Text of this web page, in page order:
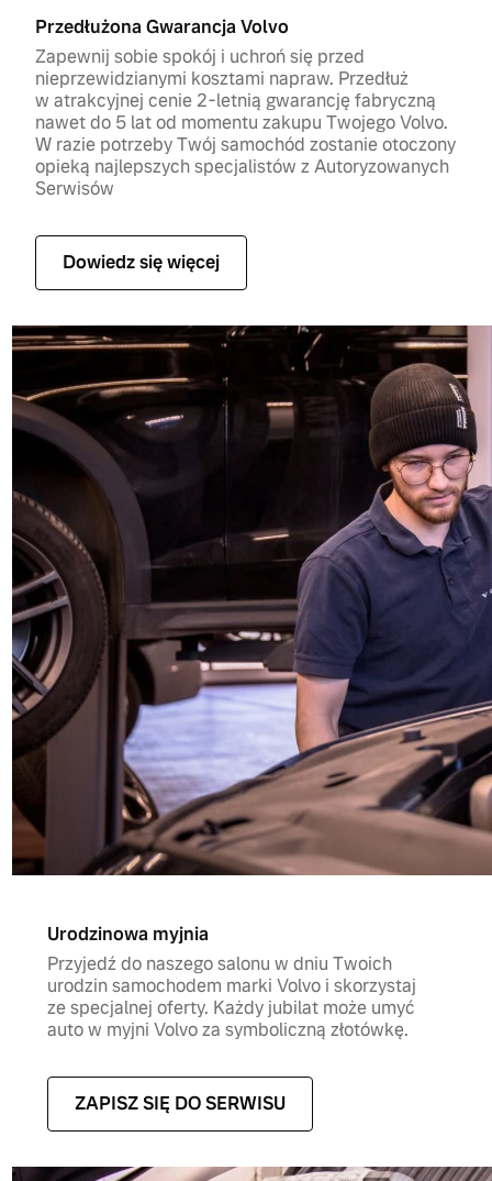
Przedłużona Gwarancja Volvo
Zapewnij sobie spokój i uchroń się przed
nieprzewidzianymi kosztami napraw. Przedłuż
w atrakcyjnej cenie 2-letnią gwarancję fabryczną
nawet do 5 lat od momentu zakupu Twojego Volvo.
W razie potrzeby Twój samochód zostanie otoczony
opieką najlepszych specjalistów z Autoryzowanych
Serwisów
Dowiedz się więcej
Urodzinowa myjnia
Przyjedź do naszego salonu w dniu Twoich
urodzin samochodem marki Volvo i skorzystaj
ze specjalnej oferty. Każdy jubilat może umyć
auto w myjni Volvo za symboliczną złotówkę.
ZAPISZ SIĘ DO SERWISU